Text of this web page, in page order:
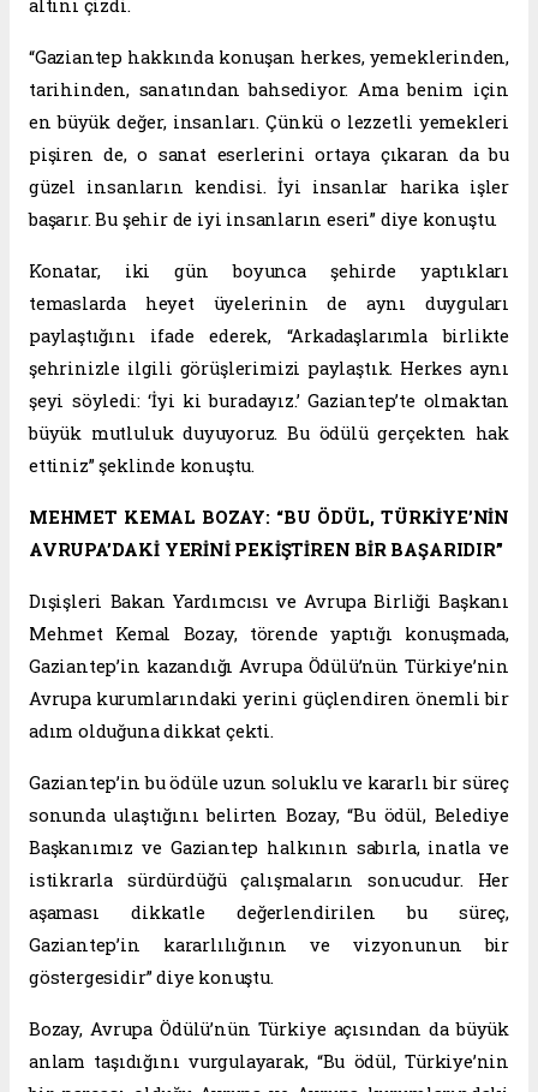
altını çizdi.
“Gaziantep hakkında konuşan herkes, yemeklerinden,
tarihinden, sanatından bahsediyor. Ama benim için
en büyük değer, insanları. Çünkü o lezzetli yemekleri
pişiren de, o sanat eserlerini ortaya çıkaran da bu
güzel insanların kendisi. İyi insanlar harika işler
başarır. Bu şehir de iyi insanların eseri” diye konuştu.
Konatar, iki gün boyunca şehirde yaptıkları
temaslarda heyet üyelerinin de aynı duyguları
paylaştığını ifade ederek, “Arkadaşlarımla birlikte
şehrinizle ilgili görüşlerimizi paylaştık. Herkes aynı
şeyi söyledi: ‘İyi ki buradayız.’ Gaziantep’te olmaktan
büyük mutluluk duyuyoruz. Bu ödülü gerçekten hak
ettiniz” şeklinde konuştu.
MEHMET KEMAL BOZAY: “BU ÖDÜL, TÜRKİYE’NİN
AVRUPA’DAKİ YERİNİ PEKİŞTİREN BİR BAŞARIDIR”
Dışişleri Bakan Yardımcısı ve Avrupa Birliği Başkanı
Mehmet Kemal Bozay, törende yaptığı konuşmada,
Gaziantep’in kazandığı Avrupa Ödülü’nün Türkiye’nin
Avrupa kurumlarındaki yerini güçlendiren önemli bir
adım olduğuna dikkat çekti.
Gaziantep’in bu ödüle uzun soluklu ve kararlı bir süreç
sonunda ulaştığını belirten Bozay, “Bu ödül, Belediye
Başkanımız ve Gaziantep halkının sabırla, inatla ve
istikrarla sürdürdüğü çalışmaların sonucudur. Her
aşaması dikkatle değerlendirilen bu süreç,
Gaziantep’in kararlılığının ve vizyonunun bir
göstergesidir” diye konuştu.
Bozay, Avrupa Ödülü’nün Türkiye açısından da büyük
anlam taşıdığını vurgulayarak, “Bu ödül, Türkiye’nin